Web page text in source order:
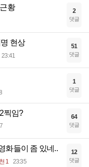
황 2
댓글
현상
23:41
51
댓글
1
댓글
찍임? 64
댓글
화들이 좀 있네..
1 23:35
12
댓글